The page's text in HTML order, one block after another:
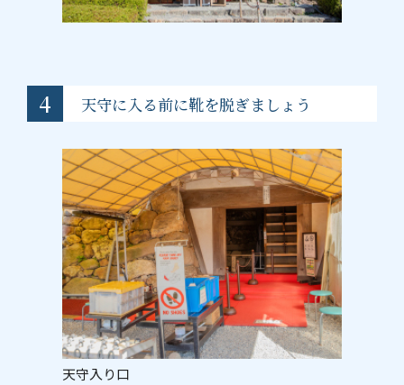
4 天守に入る前に靴を脱ぎましょう
天守入り口